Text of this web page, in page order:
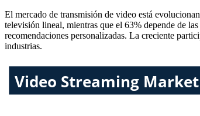
El mercado de transmisión de video está
televisión lineal, mientras que el 63% depende de
recomendaciones personalizadas. La creciente
industrias.